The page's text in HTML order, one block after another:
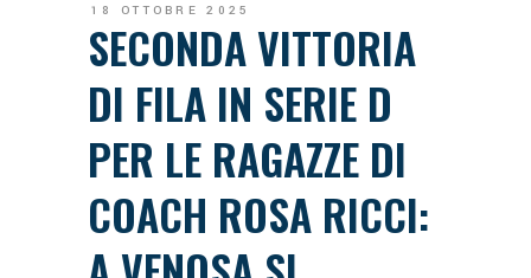
18 OTTOBRE 2025
SECONDA VITTORIA
DI FILA IN SERIE D
PER LE RAGAZZE DI
COACH ROSA RICCI: